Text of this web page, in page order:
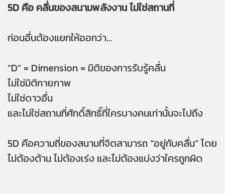
5D คือ คลื่นของสนามพลังงาน ไม่ใช่สถานที่
ก่อนอื่นต้องแยกให้ออกว่า…
“D” = Dimension = มิติของการรับรู้คลื่น
ไม่ใช่มิติกายภาพ
ไม่ใช่ดาวอื่น
และไม่ใช่สถานที่ศักดิ์สิทธิ์ที่ใครบางคนเท่านั้นจะไปถึง
5D คือความถี่ของสนามที่จิตสามารถ “อยู่กับคลื่น” โดย
ไม่ต้องต้าน ไม่ต้องเร่ง และไม่ต้องแบ่งว่าใครถูกผิด